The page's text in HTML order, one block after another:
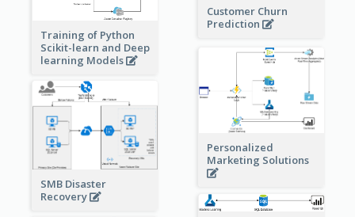
Training of Python
Scikit-learn and Deep
learning Models
Customer Churn
Prediction
Personalized
Marketing Solutions
SMB Disaster
Recovery